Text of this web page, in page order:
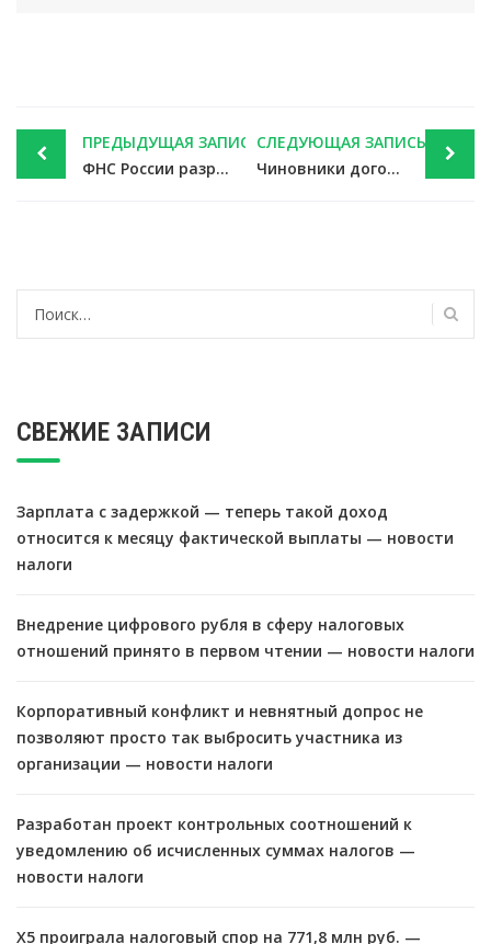
Post
navigation
ПРЕДЫДУЩАЯ ЗАПИСЬ
ФНС России разработала новую форму декларации 3-НДФЛ — новости налоги
СЛЕДУЮЩАЯ ЗАПИСЬ
Чиновники договорились об условии для обнуления НДС на судоремонт — новости налоги
СВЕЖИЕ ЗАПИСИ
Зарплата с задержкой — теперь такой доход
относится к месяцу фактической выплаты — новости
налоги
Внедрение цифрового рубля в сферу налоговых
отношений принято в первом чтении — новости налоги
Корпоративный конфликт и невнятный допрос не
позволяют просто так выбросить участника из
организации — новости налоги
Разработан проект контрольных соотношений к
уведомлению об исчисленных суммах налогов —
новости налоги
X5 проиграла налоговый спор на 771,8 млн руб. —